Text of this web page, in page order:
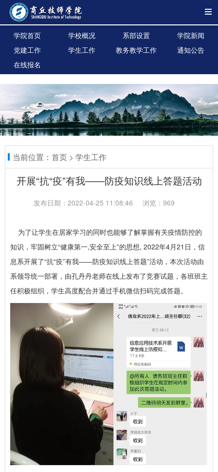
学院首页 学校概况 系部设置
学院新闻
党建工作
学生工作 教务教学工作
通知公告
在线报名
当前位置： 首页 > 学生工作
开展“抗“疫”有我——防疫知识线上答题活动
发布日期：2022-04-25 11:08:46 浏览：969
为了让学生在居家学习的同时也能够了解掌握有关疫情防控的
知识，牢固树立“健康第一,安全至上”的思想, 2022年4月21日，信
息系开展了“抗“疫”有我——防疫知识线上答题”活动，本次活动由
系领导统一部署，由孔丹丹老师在线上发布了竞赛试题，各班班主
任积极组织，学生高度配合并通过手机微信扫码完成答题。